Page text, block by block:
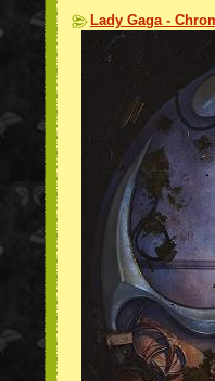
Lady Gaga -